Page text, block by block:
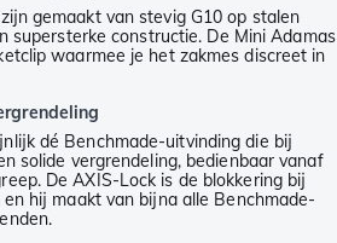
gemaakt van stevig G10 op stalen
supersterke constructie. De Mini Adamas
waarmee je het zakmes discreet in
dé Benchmade-uitvinding die bij
solide vergrendeling, bedienbaar vanaf
De AXIS-Lock is de blokkering bij
hij maakt van bijna alle Benchmade-